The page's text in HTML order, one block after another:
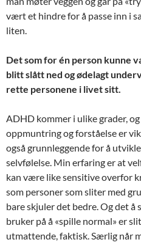
vært et hindre for å passe inn i
liten.
Det som for én person kunne
blitt slått ned og ødelagt
rette personene i livet sitt.
ADHD kommer i ulike grader,
oppmuntring og forståelse er
også grunnleggende for å
selvfølelse. Min erfaring er at
kan være like sensitive overfor
som personer som sliter med
bare skjuler det bedre. Og det å
bruker på å «spille normal» er
utmattende, faktisk. Særlig når